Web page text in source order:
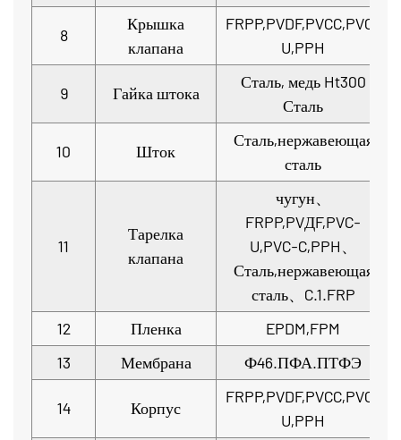
8
Крышка
клапана
FRPP,PVDF,PVCC,PVC-
U,PPH
9 Гайка штока
Сталь, медь Ht300
Сталь
10 Шток
Сталь,нержавеющая
сталь
11
Тарелка
клапана
чугун、
FRPP,PVДF,PVC-
U,PVC-C,PPH、
Сталь,нержавеющая
сталь、C.1.FRP
12
Пленка
EPDM,FPM
13
Мембрана Ф46.ПФА.ПТФЭ
14 Корпус
FRPP,PVDF,PVCC,PVC-
U,PPH